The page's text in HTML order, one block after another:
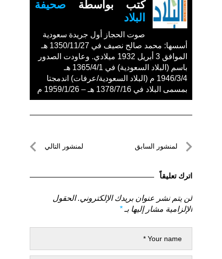
كتب بواسطة صحيفة
البلاد
صوت الحجاز أول جريدة سعودية
أسسها: محمد صالح نصيف في 1350/11/27 هـ
الموافق 3 أبريل 1932 ميلادي. وعاودت الصدور
باسم (البلاد السعودية) في 1365/4/1 هـ
1946/3/4 م (البلاد السعودية/عرفات) اندمجتا
بمسمى البلاد في 1378/7/16 هـ – 1959/1/26 م
تصفّحلمنشور السابق
السابق
لمنشور التالي
اترك تعليقاً
لن يتم نشر عنوان بريدك الإلكتروني. الحقول
الإلزامية مشار إليها بـ*